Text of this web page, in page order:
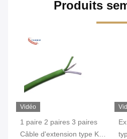
Produits
Vidéo
1 paire 2 paires 3 paires
Câble d'extension type K